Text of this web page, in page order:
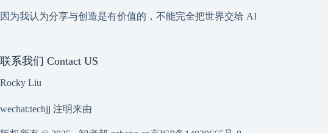
因为我认为分享与创造是有价值的，不能完全把世界交给 AI
联系我们 Contact US
Rocky Liu
wechat:techjj 注明来由